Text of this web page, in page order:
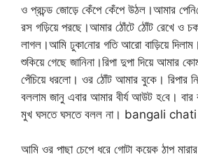
ও প্রচন্ড জোড়ে কেঁপে কেঁপে উঠল।আমার
রস গড়িয়ে পরছে।আমার ঠোঁটে ঠোঁট রেখে ও
লাগল।আমি ঢুকা‌নোর গতি আরো বাড়িয়ে
শুকিয়ে গেছে জানিনা।রিপা দুপা দিয়ে আমার
পেঁচিয়ে ধরলো। ওর ঠোঁট আমার বুকে। রিপার
বললাম জানু এবার আমার বীর্য আউট হ‌বে।
মুখ ঘসতে ঘসতে বলল না। bangali
আমি ওর পাছা চেপে ধরে গোটা কয়েক ঠাপ